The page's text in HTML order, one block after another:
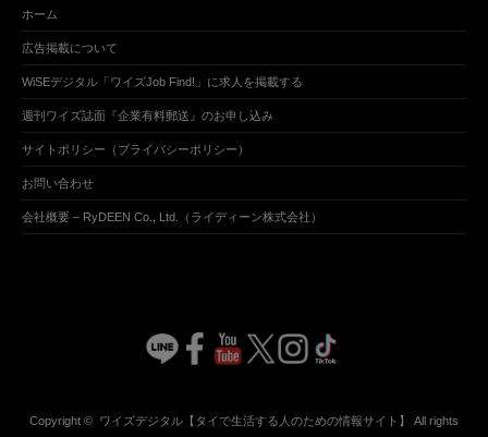
ホーム
広告掲載について
WiSEデジタル「ワイズJob Find!」に求人を掲載する
週刊ワイズ誌面『企業有料郵送』のお申し込み
サイトポリシー（プライバシーポリシー）
お問い合わせ
会社概要 – RyDEEN Co., Ltd.（ライディーン株式会社）
Copyright © ワイズデジタル【タイで生活する人のための情報サイト】 All rights